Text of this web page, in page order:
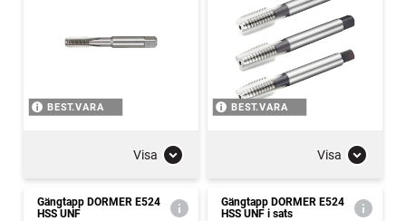
BEST.VARA
Visa
BEST.VARA
Visa
Gängtapp DORMER E524
HSS UNF
Gängtapp DORMER E524
HSS UNF i sats